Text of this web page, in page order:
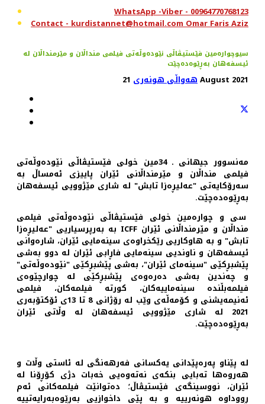
WhatsApp -Viber - 00964770768123
Contact - kurdistannet@hotmail.com Omar Faris Aziz
سیوچوارەمین فێستیڤاڵی نێودەوڵەتی فیلمی منداڵان و مێرمنداڵان لە
ئیسفەهان بەڕێوەدەچێت
هەواڵی هونەری21 August 2021
مەنسوور جیهانی ـ 34مین خولی فێستیڤاڵی نێودەوڵەتی
فیلمی منداڵان و مێرمنداڵانی ئێران پاییزی ئەمساڵ بە
سەرۆکایەتی "عەلیڕەزا تابش" لە شاری مێژوویی ئیسفەهان
بەڕێوەدەچێت.
سی و چوارەمین خولی فێستیڤاڵی نێودەوڵەتی فیلمی
منداڵان و مێرمنداڵانی ئێران ICFF بە بەرپرسیاریی "عەلیڕەزا
تابش" و بە هاوکاریی رێکخراوەی سینەمایی ئێران، شارەوانی
ئیسفەهان و ناوندیی سینەمایی فاڕابی ئێران لە دوو بەشی
پێشبڕکێی "سینەمای ئێران"، بەشی پێشبڕکێی "نێودەوڵەتی"
و چەندین بەشی دەرەوەی پێشبڕکێی لە چوارچێوەی
فیلمەبڵندە سینەماییەکان، کورتە فیلمەکان، فیلمی
ئەنیمەیشنی و کۆمەڵەی وێب لە رۆژانی 8 تا 13ی ئۆکتۆبەری
2021 لە شاری مێژوویی ئیسفەهان لە وڵاتی ئێران
بەڕێوەدەچێت.
لە پێناو پەرەپێدانی یەکسانی فەرهەنگی لە ئاستی وڵات و
هەروەها تەبایی بنکەی نەتەوەیی خەبات دژی کۆڕۆنا لە
ئێران، نووسینگەی فێستیڤاڵ؛ دەتوانێت فیلمەکانی ئەم
ڕووداوە هونەرییە و بە پێی داخوازیی بەڕێوەبەرایەتییە